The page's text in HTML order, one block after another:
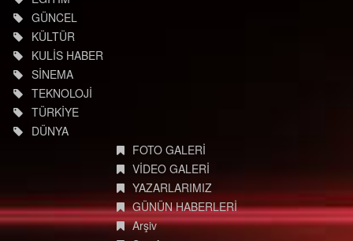
KULİS HABER
SİNEMA
TEKNOLOJİ
TÜRKİYE
DÜNYA
YAZARLARIMIZ
GÜNÜN HABERLERİ
Arşiv
Site Ara
Kdz.Ereğli Haberler
Tel : 0 372 322 27 30